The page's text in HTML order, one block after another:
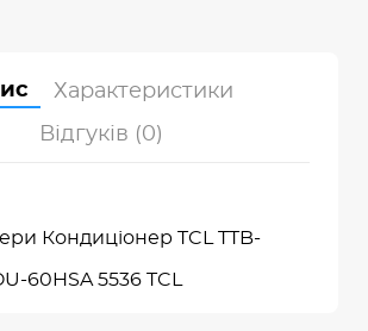
Характеристики
Відгуків (0)
Кондиціонер TCL TTB-
60HSA 5536 TCL